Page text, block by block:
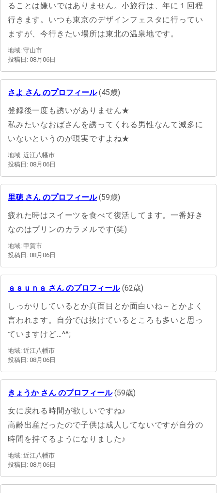
ることは嫌いではありません。小旅行は、年に１回程
行きます。いつも東京のデザインフェスタに行ってい
ますが、今行きたい場所は東北の温泉地です。
地域: 守山市
投稿日: 08月06日
さよ さん のプロフィール(45歳)
登録後一度も誘いがありません★
私みたいなおばさんを誘ってくれる男性なんて滅多に
いないというのが現実ですよね★
地域: 近江八幡市
投稿日: 08月06日
里穂 さん のプロフィール(59歳)
疲れた時はスイーツを食べて復活してます。一番好き
なのはプリンのカラメルです(笑)
地域: 甲賀市
投稿日: 08月06日
ａｓｕｎａ さん のプロフィール(62歳)
しっかりしているとか真面目とか面白いね～とかよく
言われます。自分では抜けているところも多いと思っ
ていますけど…^^;
地域: 近江八幡市
投稿日: 08月06日
きょうか さん のプロフィール(59歳)
女に戻れる時間が欲しいですね♪
高齢出産だったので子供は成人してないですが自分の
時間を持てるようになりました♪
地域: 近江八幡市
投稿日: 08月06日